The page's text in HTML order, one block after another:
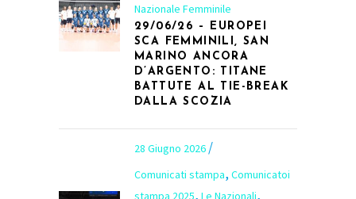
Nazionale Femminile
29/06/26 – EUROPEI
SCA FEMMINILI, SAN
MARINO ANCORA
D’ARGENTO: TITANE
BATTUTE AL TIE-BREAK
DALLA SCOZIA
28 Giugno 2026
Comunicati stampa, Comunicatoi
stampa 2025, Le Nazionali,